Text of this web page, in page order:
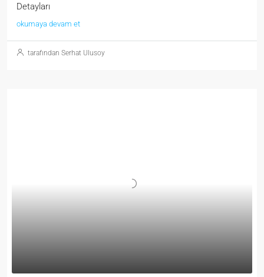
Detayları
okumaya devam et
tarafından Serhat Ulusoy